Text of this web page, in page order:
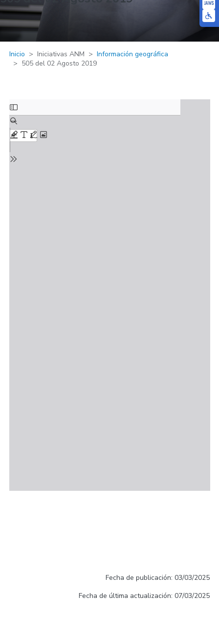
Inicio Iniciativas ANM
Información geográfica
505 del 02 Agosto 2019
Fecha de publicación: 03/03/2025
Fecha de última actualización: 07/03/2025